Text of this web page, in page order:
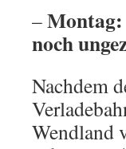
–Montag:
noch
Nachdem
Wendland